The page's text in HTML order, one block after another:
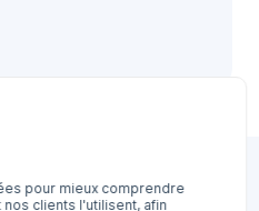
pour mieux comprendre
clients l'utilisent, afin
automatique